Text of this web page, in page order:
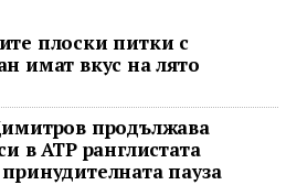
плоски питки с
имат вкус на лято
продължава
в ATP ранглистата
пауза